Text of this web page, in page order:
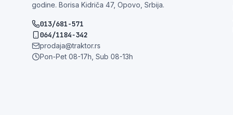
godine. Borisa Kidriča 47, Opovo, Srbija.
013/681-571
064/1184-342
prodaja@traktor.rs
Pon-Pet 08-17h, Sub 08-13h